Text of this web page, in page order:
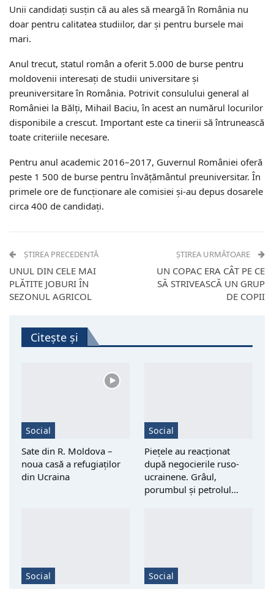
Unii candidați susțin că au ales să meargă în România nu
doar pentru calitatea studiilor, dar și pentru bursele mai
mari.
Anul trecut, statul român a oferit 5.000 de burse pentru
moldovenii interesaţi de studii universitare și
preuniversitare în România. Potrivit consulului general al
României la Bălți, Mihail Baciu, în acest an numărul locurilor
disponibile a crescut. Important este ca tinerii să întrunească
toate criteriile necesare.
Pentru anul academic 2016–2017, Guvernul României oferă
peste 1 500 de burse pentru învăţământul preuniversitar. În
primele ore de funcționare ale comisiei și-au depus dosarele
circa 400 de candidați.
ȘTIREA PRECEDENTĂ
UNUL DIN CELE MAI
PLĂTITE JOBURI ÎN
SEZONUL AGRICOL
ȘTIREA URMĂTOARE
UN COPAC ERA CÂT PE CE
SĂ STRIVEASCĂ UN GRUP
DE COPII
Citește și
Social
Sate din R. Moldova –
noua casă a refugiaților
din Ucraina
Social
Piețele au reacționat
după negocierile ruso-
ucrainene. Grâul,
porumbul și petrolul…
Social Social